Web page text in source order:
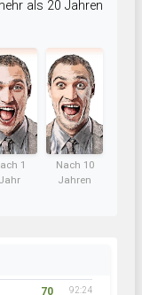
als 20 Jahren
1
Jahr
Nach 10
Jahren
70 92:24